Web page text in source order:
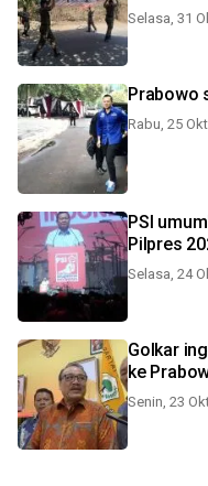
Selasa, 31
Prabowo
Rabu, 25
PSI
Pilpres
Selasa, 24
Golkar
ke
Senin, 23